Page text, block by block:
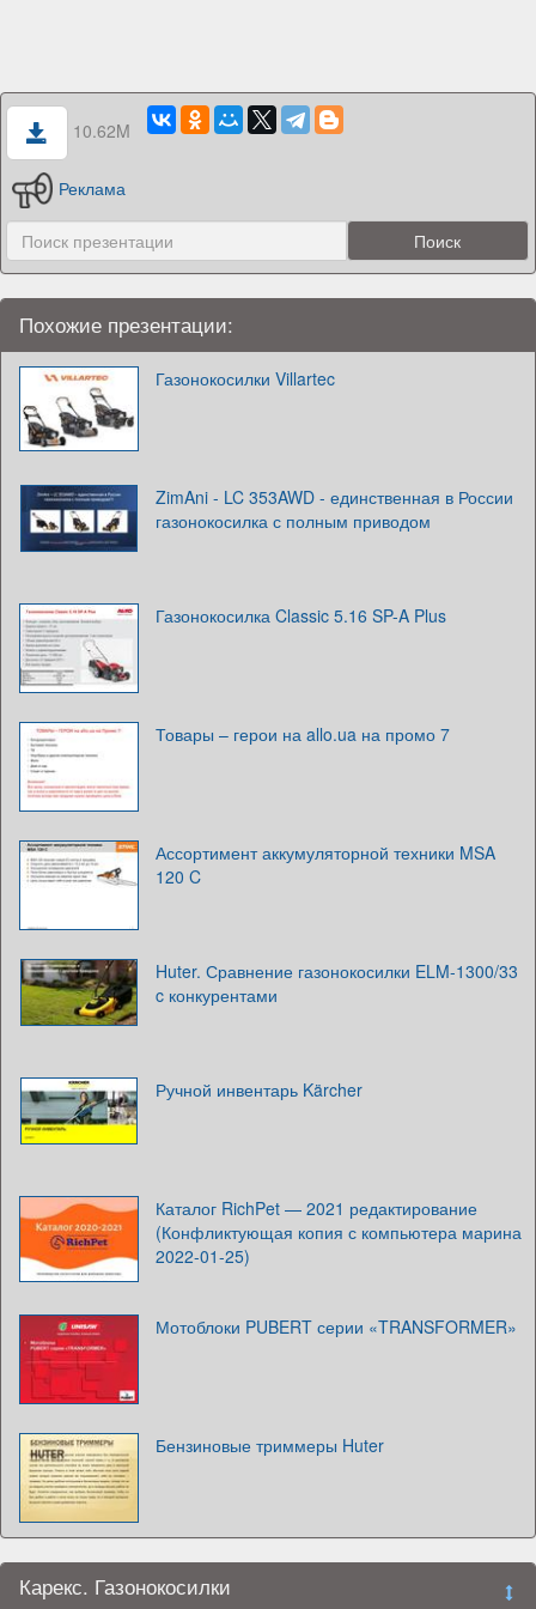
10.62M
Реклама
Похожие презентации:
Газонокосилки Villartec
ZimAni - LC 353AWD - единственная в России
газонокосилка с полным приводом
Газонокосилка Classic 5.16 SP-A Plus
Товары – герои на allo.ua на промо 7
Ассортимент аккумуляторной техники MSA
120 C
Huter. Сравнение газонокосилки ELM-1300/33
c конкурентами
Ручной инвентарь Kärcher
Каталог RichPet — 2021 редактирование
(Конфликтующая копия с компьютера марина
2022-01-25)
Мотоблоки PUBERT серии «TRANSFORMER»
Бензиновые триммеры Huter
Карекс. Газонокосилки